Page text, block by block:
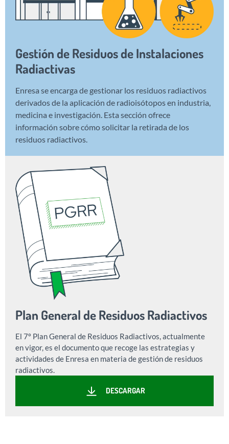
Gestión de Residuos de Instalaciones
Radiactivas
Enresa se encarga de gestionar los residuos radiactivos
derivados de la aplicación de radioisótopos en industria,
medicina e investigación. Esta sección ofrece
información sobre cómo solicitar la retirada de los
residuos radiactivos.
Plan General de Residuos Radiactivos
El 7º Plan General de Residuos Radiactivos, actualmente
en vigor, es el documento que recoge las estrategias y
actividades de Enresa en materia de gestión de residuos
radiactivos.
DESCARGAR